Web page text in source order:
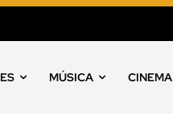
MÚSICA CINEMA